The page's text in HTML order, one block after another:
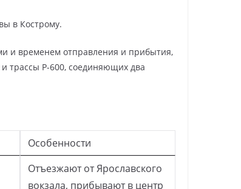
в Кострому.
и временем отправления и прибытия,
трассы Р-600, соединяющих два
Особенности
Отъезжают от Ярославского
вокзала, прибывают в центр